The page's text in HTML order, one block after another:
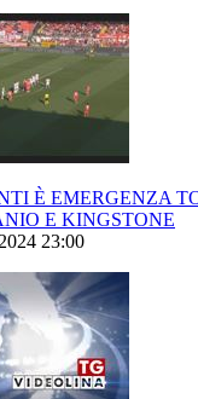
È EMERGENZA
E KINGSTONE
23:00